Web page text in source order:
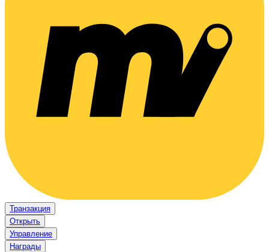
Транзакция
Открыть
Управление
Награды